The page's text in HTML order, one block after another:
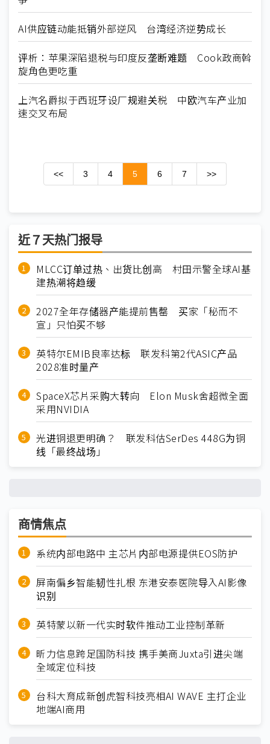
AI供应链动能抵销外部逆风 台湾经济逆势成长
评析：苹果深陷退税与印度反垄断难题 Cook政商斡
旋角色更吃重
上汽名爵拟于西班牙设厂规避关税 中欧汽车产业加
速交叉布局
<< 3 4 5 6 7 >>
近７天热门报导
MLCC订单过热、出货比创高 村田示警全球AI基
建热潮将趋缓
2027全年存储器产能提前售罄 买家「秘而不
宣」只怕买不够
英特尔EMIB良率达标 联发科第2代ASIC产品
2028准时量产
SpaceX芯片采购大转向 Elon Musk舍超微全面
采用NVIDIA
光进铜退更明确？ 联发科估SerDes 448G为铜
线「最终战场」
商情焦点
系统内部电路中 主芯片内部电源提供EOS防护
屏南偏乡智能韧性扎根 东港安泰医院导入AI影像
识别
英特蒙以新一代实时软件推动工业控制革新
昕力信息跨足国防科技 携手美商Juxta引进尖端
全域定位科技
台科大育成新创虎智科技亮相AI WAVE 主打企业
地端AI商用